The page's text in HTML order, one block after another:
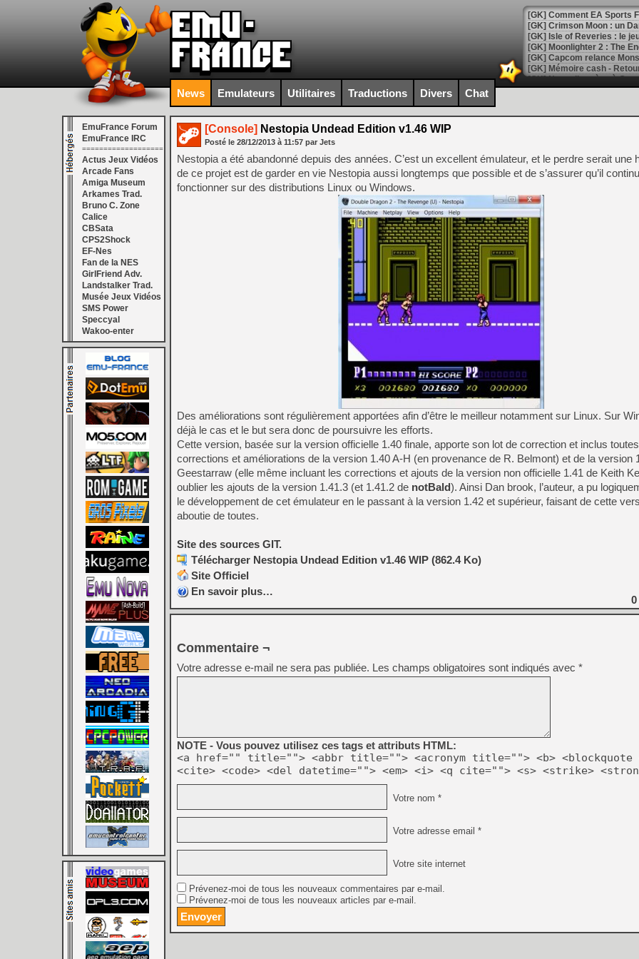
[GK] Comment EA Sports
[GK] Crimson Moon : un
[GK] Isle of Reveries : le
[GK] Moonlighter 2 : The
[GK] Capcom relance
[Mo5] Deux inédits du
[GK] Le beat'em up The
[GK] Endless Legend 2 :
[LS] [PS5] Le WebKit
[GK] Oubliez Crazy Taxi,
[LS] [Switch] NSZ 5.0.0
[GK] No More Room in
[GK] Un chatbot Atelier
[GK] Mémoire cash -
[GK] Nvidia : le prix des
[GK] Suikoden Star Leap
[Mo5] La mini borne
[GK] Atari renoue avec les
[GK] Le studio de FIFA
[GK] La PlayStation 1 en
[GK] Dawn of War 4 : les
[GK] CloverPit : l'héritier
[GK] Stellar Blade : Blood
[GK] Palworld Online est
[GK] Wuchang 2 : le
[GK] Test : Big Walk est le
[GK] Starsand Island : la
[GK] Dan Houser (GTA)
News Emulateurs Utilitaires Traductions Divers Chat
EmuFrance Forum
EmuFrance IRC
===================
Actus Jeux Vidéos
Arcade Fans
Amiga Museum
Arkames Trad.
Bruno C. Zone
Calice
CBSata
CPS2Shock
EF-Nes
Fan de la NES
GirlFriend Adv.
Landstalker Trad.
Musée Jeux Vidéos
SMS Power
Speccyal
Wakoo-enter
[Console] Nestopia Undead Edition v1.46 WIP
Posté le 28/12/2013 à 11:57 par Jets
Nestopia a été abandonné depuis des années. C’est un excellent émulateur, et le perdre serait une
de ce projet est de garder en vie Nestopia aussi longtemps que possible et de s’assurer qu’il
fonctionner sur des distributions Linux ou Windows.
Des améliorations sont régulièrement apportées afin d’être le meilleur notamment sur Linux. Sur
déjà le cas et le but sera donc de poursuivre les efforts.
Cette version, basée sur la version officielle 1.40 finale, apporte son lot de correction et inclus
corrections et améliorations de la version 1.40 A-H (en provenance de R. Belmont) et de la version
Geestarraw (elle même incluant les corrections et ajouts de la version non officielle 1.41 de Keith
oublier les ajouts de la version 1.41.3 (et 1.41.2 de notBald). Ainsi Dan brook, l’auteur, a pu
le développement de cet émulateur en le passant à la version 1.42 et supérieur, faisant de cette
aboutie de toutes.
Site des sources GIT.
Télécharger Nestopia Undead Edition v1.46 WIP (862.4 Ko)
Site Officiel
En savoir plus…
0
Commentaire ¬
Votre adresse e-mail ne sera pas publiée. Les champs obligatoires sont indiqués avec *
NOTE - Vous pouvez utilisez ces tags et attributs HTML:
<a href="" title=""> <abbr title=""> <acronym title=""> <b> <blockquote
<cite> <code> <del datetime=""> <em> <i> <q cite=""> <s> <strike>
Votre nom *
Votre adresse email *
Votre site internet
Prévenez-moi de tous les nouveaux commentaires par e-mail.
Prévenez-moi de tous les nouveaux articles par e-mail.